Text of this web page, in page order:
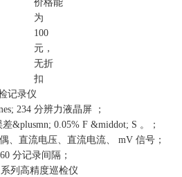
价格
为
100
元，
无折
扣
能
记录仪
234 分辨力液晶屏 ；
&plusmn; 0.05% F &middot; S 。；
、直流电压、直流电流、 mV 信号；
分记录间隔；
列高精度巡检仪